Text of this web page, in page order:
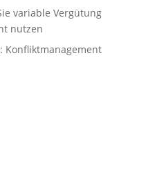
variable Vergütung
nutzen
Konfliktmanagement